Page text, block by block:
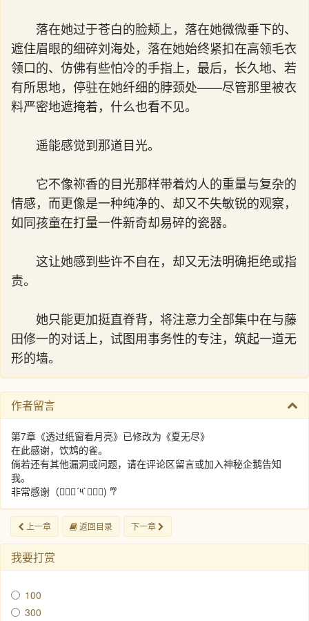
落在她过于苍白的脸颊上，落在她微微垂下的、
遮住眉眼的细碎刘海处，落在她始终紧扣在高领毛衣
领口的、仿佛有些怕冷的手指上，最后，长久地、若
有所思地，停驻在她纤细的脖颈处——尽管那里被衣
料严密地遮掩着，什么也看不见。
遥能感觉到那道目光。
它不像祢香的目光那样带着灼人的重量与复杂的
情感，而更像是一种纯净的、却又不失敏锐的观察，
如同孩童在打量一件新奇却易碎的瓷器。
这让她感到些许不自在，却又无法明确拒绝或指
责。
她只能更加挺直脊背，将注意力全部集中在与藤
田修一的对话上，试图用事务性的专注，筑起一道无
形的墙。
作者留言
第7章《透过纸窗看月亮》已修改为《夏无尽》
在此感谢，饮鸩的雀。
倘若还有其他漏洞或问题，请在评论区留言或加入神秘企鹅告知
我。
非常感谢（๑⃙⃘´༥`๑⃙⃘) 𐂐
上一章 返回目录 下一章
我要打赏
100
300